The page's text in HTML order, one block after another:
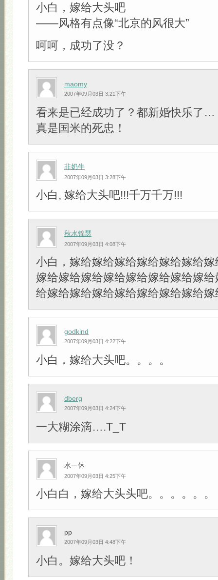
小白，嫁给大头吧
——风格有点像“北京的风很大”
呵呵，成功了没？
maomy
2007年09月03日 3:21下午
看来是已经成功了？都新婚快乐了…
真是国米的死忠！
非奶牛
2007年09月03日 3:28下午
小白, 嫁给大头吧!!!千万千万!!!
秋水锦瑟
2007年09月03日 4:08下午
小白，嫁给嫁给嫁给嫁给嫁给嫁给
嫁给嫁给嫁给嫁给嫁给嫁给嫁给嫁
给嫁给嫁给嫁给嫁给嫁给嫁给嫁给
godkind
2007年09月03日 4:22下午
小白，嫁给大头吧。。。。
dberg
2007年09月03日 4:24下午
一大糊涂滴….T_T
水一休
2007年09月03日 4:25下午
小白白，嫁给大头头吧。。。。。。
pp
2007年09月03日 4:48下午
小白。嫁给大头吧！